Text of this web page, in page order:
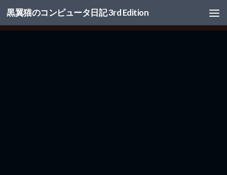
コンテンツへスキップ
黒翼猫のコンピュータ日記 3rd Edition